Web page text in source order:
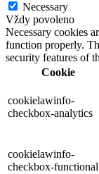
Necessary
Vždy povoleno
Necessary cookies
function properly.
security features of
Cookie
cookielawinfo-
checkbox-analytics
cookielawinfo-
checkbox-functional